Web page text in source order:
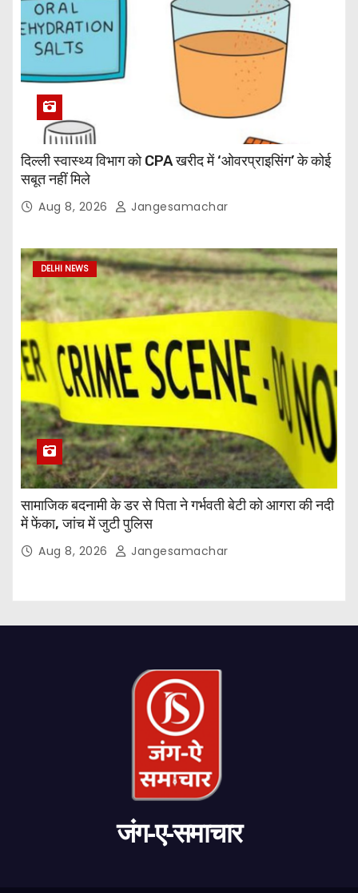
दिल्ली स्वास्थ्य विभाग को CPA खरीद में ‘ओवरप्राइसिंग’ के कोई
सबूत नहीं मिले
Aug 8, 2026 Jangesamachar
DELHI NEWS
सामाजिक बदनामी के डर से पिता ने गर्भवती बेटी को आगरा की नदी
में फेंका, जांच में जुटी पुलिस
Aug 8, 2026 Jangesamachar
जंग-ए-समाचार